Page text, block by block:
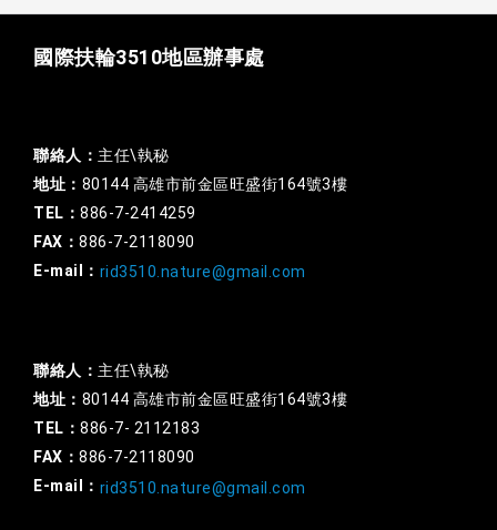
國際扶輪3510地區辦事處
聯絡人： 主任\執秘
地址： 80144 高雄市前金區旺盛街164號3樓
TEL： 886-7-2414259
FAX： 886-7-2118090
E-mail： rid3510.nature@gmail.com
聯絡人： 主任\執秘
地址： 80144 高雄市前金區旺盛街164號3樓
TEL： 886-7- 2112183
FAX： 886-7-2118090
E-mail： rid3510.nature@gmail.com